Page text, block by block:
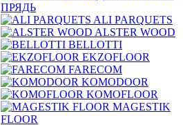
ПРЯДЬ
ALI PARQUETS
ALSTER WOOD
BELLOTTI
EKZOFLOOR
FARECOM
KOMODOOR
KOMOFLOOR
MAGESTIK
FLOOR